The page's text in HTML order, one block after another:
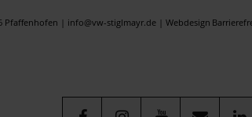
Pfaffenhofen | info@vw-stiglmayr.de | Webdesign